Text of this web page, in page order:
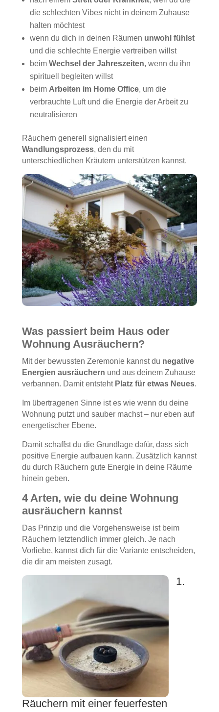
die schlechten Vibes nicht in deinem Zuhause
halten möchtest
wenn du dich in deinen Räumen unwohl fühlst
und die schlechte Energie vertreiben willst
beim Wechsel der Jahreszeiten, wenn du ihn
spirituell begleiten willst
beim Arbeiten im Home Office, um die
verbrauchte Luft und die Energie der Arbeit zu
neutralisieren
Räuchern generell signalisiert einen
Wandlungsprozess, den du mit
unterschiedlichen Kräutern unterstützen kannst.
Was passiert beim Haus oder
Wohnung Ausräuchern?
Mit der bewussten Zeremonie kannst du negative
Energien ausräuchern und aus deinem Zuhause
verbannen. Damit entsteht Platz für etwas Neues.
Im übertragenen Sinne ist es wie wenn du deine
Wohnung putzt und sauber machst – nur eben auf
energetischer Ebene.
Damit schaffst du die Grundlage dafür, dass sich
positive Energie aufbauen kann. Zusätzlich kannst
du durch Räuchern gute Energie in deine Räume
hinein geben.
4 Arten, wie du deine Wohnung
ausräuchern kannst
Das Prinzip und die Vorgehensweise ist beim
Räuchern letztendlich immer gleich. Je nach
Vorliebe, kannst dich für die Variante entscheiden,
die dir am meisten zusagt.
1.
Räuchern mit einer feuerfesten